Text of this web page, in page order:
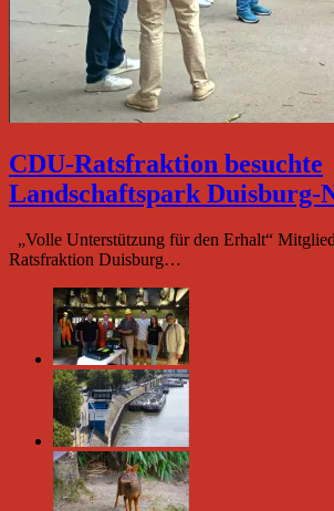
CDU-Ratsfraktion besuchte
Landschaftspark Duisburg-
„Volle Unterstützung für den Erhalt“
Ratsfraktion Duisburg…